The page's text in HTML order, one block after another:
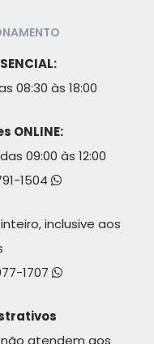
08:30 às 18:00
ONLINE:
09:00 às 12:00
1504
inclusive aos
1707
atendem aos